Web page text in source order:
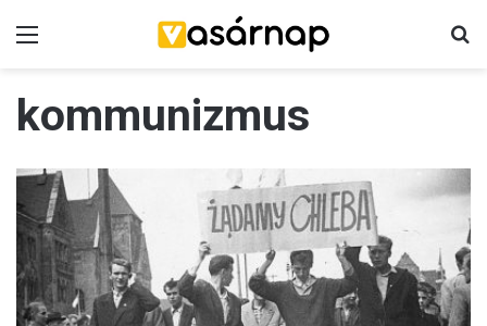
kommunizmus